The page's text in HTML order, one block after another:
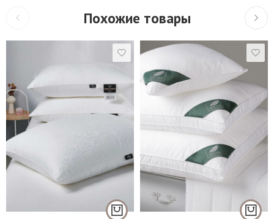
Похожие товары
Низкая плюс (S)
Средняя (M)
40*40 см
60*60 см
50*70 см